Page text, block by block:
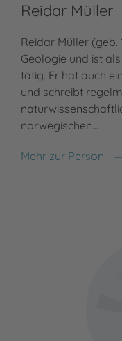
Reidar Müller
Reidar Müller (geb.
Geologie und ist
tätig. Er hat auch
und schreibt
norwegischen…
Mehr zur Person
Reidar Müller